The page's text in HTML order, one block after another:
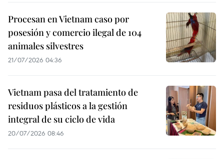
Procesan en Vietnam caso por
posesión y comercio ilegal de 104
animales silvestres
21/07/2026 04:36
Vietnam pasa del tratamiento de
residuos plásticos a la gestión
integral de su ciclo de vida
20/07/2026 08:46